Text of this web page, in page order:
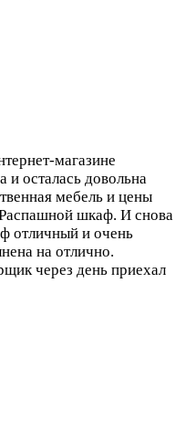
магазине
и осталась довольна
мебель и цены
Распашной шкаф. И снова
отличный и очень
на отлично.
через день приехал